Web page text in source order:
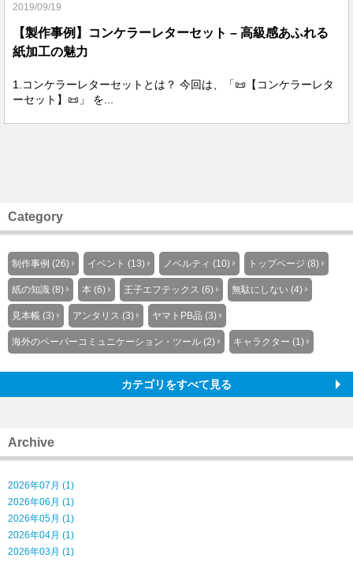
2019/09/19
【製作事例】コンケラーレターセット – 高級感あふれる
紙加工の魅力
1.コンケラーレターセットとは？ 今回は、「📜【コンケラーレタ
ーセット】📜」 を...
Category
制作事例 (26) イベント (13) ノベルティ (10) トップページ (8)
紙の知識 (8) 本 (6) 王子エフテックス (6) 無駄にしない (4)
見本帳 (3) アンタリス (3) ヤマトPB品 (3)
海外のペーパーコミュニケーション・ツール (2) キャラクター (1)
カテゴリをすべて見る
Archive
2026年07月 (1)
2026年06月 (1)
2026年05月 (1)
2026年04月 (1)
2026年03月 (1)